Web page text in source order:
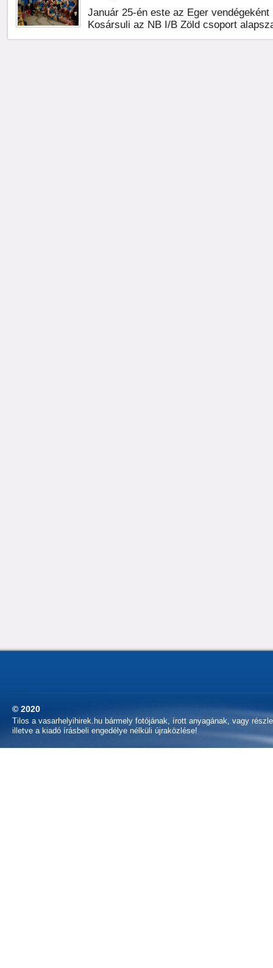
Január 25-én este az Eger
Kosársuli az NB I/B Zöld csoport
© 2020
Tilos a vasarhelyihirek.hu bármely fotójának, írott anyagának, vagy
illetve a kiadó írásbeli engedélye nélküli újraközlése!